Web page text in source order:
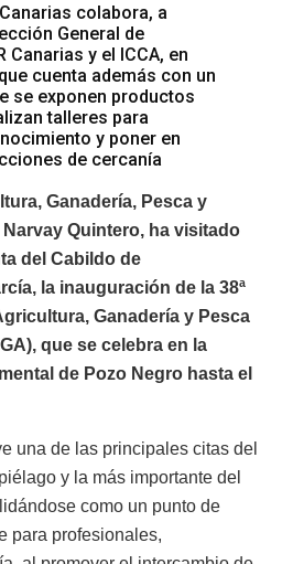
colabora, a
General de
Canarias y el ICCA, en
cuenta además con un
se exponen productos
talleres para
y poner en
de cercanía
Ganadería, Pesca y
Quintero, ha visitado
del Cabildo de
la inauguración de la 38ª
Ganadería y Pesca
que se celebra en la
de Pozo Negro hasta el
una de las principales citas del
y la más importante del
como un punto de
para profesionales,